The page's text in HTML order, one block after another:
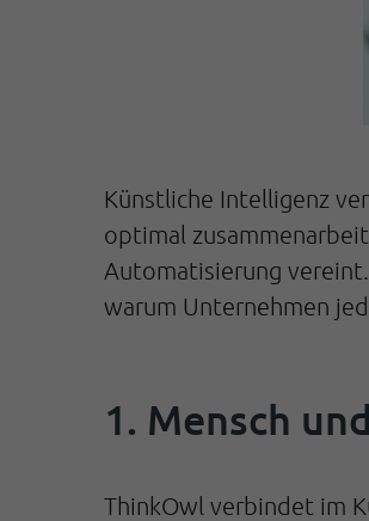
Künstliche Intelligenz
optimal
Automatisierung
warum Unternehmen
1. Mensch
ThinkOwl verbindet im